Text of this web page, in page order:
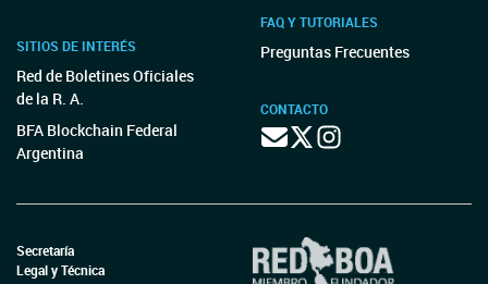
SITIOS DE INTERÉS
Red de Boletines Oficiales
de la R. A.
BFA Blockchain Federal
Argentina
FAQ Y TUTORIALES
Preguntas Frecuentes
CONTACTO
Secretaría
Legal y Técnica